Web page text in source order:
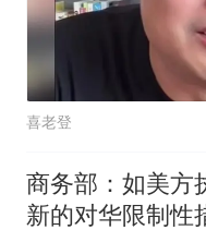
喜老登
商务部：如美方
新的对华限制性